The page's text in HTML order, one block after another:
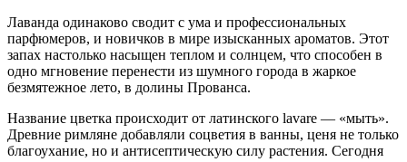
Лаванда одинаково сводит с ума и профессиональных
парфюмеров, и новичков в мире изысканных ароматов. Этот
запах настолько насыщен теплом и солнцем, что способен в
одно мгновение перенести из шумного города в жаркое
безмятежное лето, в долины Прованса.
Название цветка происходит от латинского lavare — «мыть».
Древние римляне добавляли соцветия в ванны, ценя не только
благоухание, но и антисептическую силу растения. Сегодня